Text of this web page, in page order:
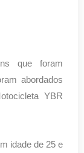
que foram
abordados
YBR
idade de 25 e